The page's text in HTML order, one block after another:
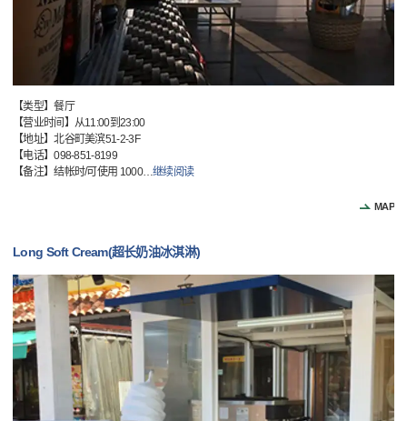
【类型】餐厅
【营业时间】从11:00到23:00
【地址】北谷町美滨51-2-3F
【电话】098-851-8199
【备注】结帐时/可使用 1000…继续阅读
MAP
Long Soft Cream(超长奶油冰淇淋)